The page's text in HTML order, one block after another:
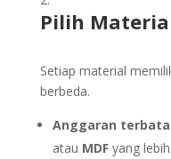
Pilih
Setiap material
berbeda.
Anggaran
atau MDFyang